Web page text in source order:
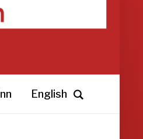
English